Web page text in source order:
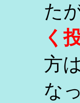
た
く
方は
な